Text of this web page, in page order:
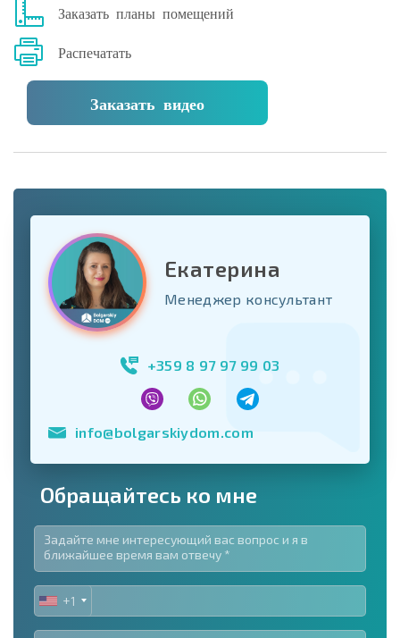
Заказать планы помещений
Распечатать
Заказать видео
Екатерина
Менеджер консультант
+359 8 97 97 99 03
info@bolgarskiydom.com
Обращайтесь ко мне
UNITED
STATES
+1
+1